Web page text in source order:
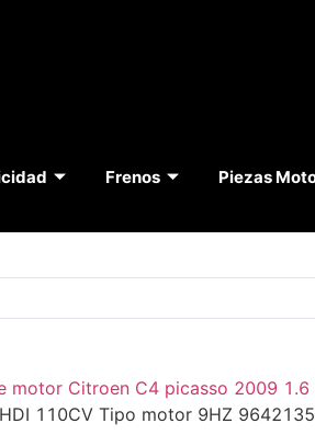
Frenos Piezas
motor Citroen C4 picasso 2009
110CV Tipo motor 9HZ